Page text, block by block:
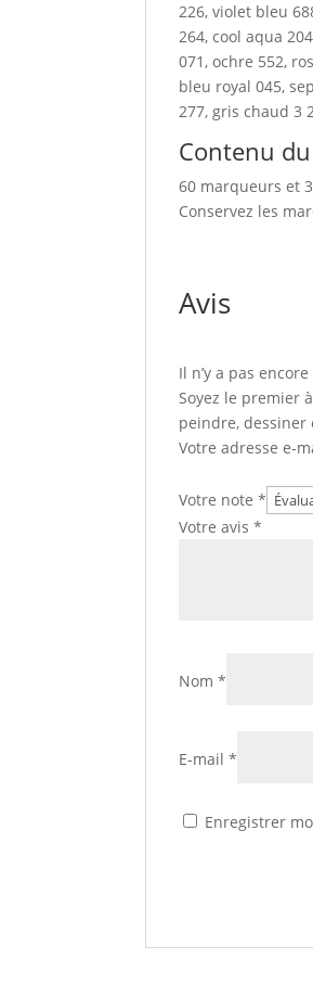
226, violet bleu
264, cool aqua
071, ochre 552,
bleu royal 045,
277, gris chaud 3
Contenu
60 marqueurs et
Conservez les
Avis
Il n’y a pas encore
Soyez le premier
peindre,
Votre adresse e-
Votre note*
Votre avis*
Nom*
E-mail*
Enregistrer